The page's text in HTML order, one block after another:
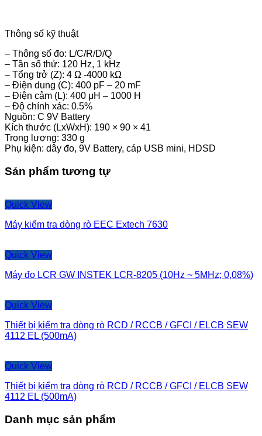
Thông số kỹ thuật
– Thông số đo: L/C/R/D/Q
– Tần số thử: 120 Hz, 1 kHz
– Tổng trở (Z): 4 Ω -4000 kΩ
– Điện dung (C): 400 pF – 20 mF
– Điện cảm (L): 400 μH – 1000 H
– Độ chính xác: 0.5%
Nguồn: C 9V Battery
Kích thước (LxWxH): 190 × 90 × 41
Trọng lượng: 330 g
Phụ kiện: dây đo, 9V Battery, cáp USB mini, HDSD
Sản phẩm tương tự
Quick View
Máy kiểm tra dòng rò EEC Extech 7630
Quick View
Máy đo LCR GW INSTEK LCR-8205 (10Hz ~ 5MHz; 0,08%)
Quick View
Thiết bị kiểm tra dòng rò RCD / RCCB / GFCI / ELCB SEW
4112 EL (500mA)
Quick View
Thiết bị kiểm tra dòng rò RCD / RCCB / GFCI / ELCB SEW
4112 EL (500mA)
Danh mục sản phẩm